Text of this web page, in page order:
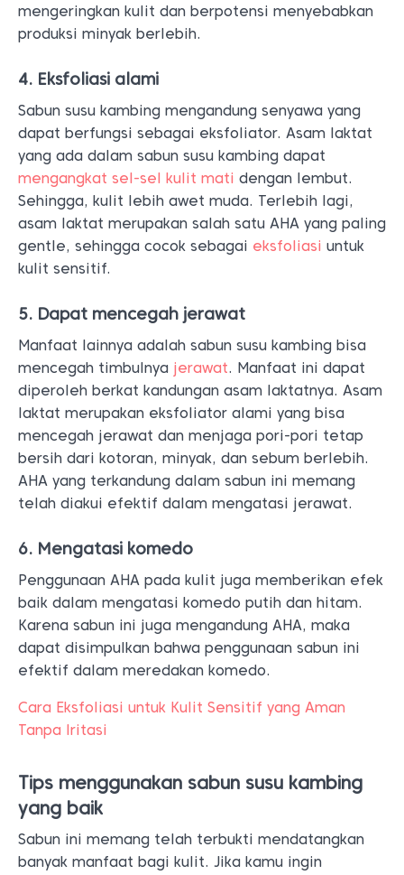
mengeringkan kulit dan berpotensi menyebabkan
produksi minyak berlebih.
4. Eksfoliasi alami
Sabun susu kambing mengandung senyawa yang
dapat berfungsi sebagai eksfoliator. Asam laktat
yang ada dalam sabun susu kambing dapat
mengangkat sel-sel kulit mati dengan lembut.
Sehingga, kulit lebih awet muda. Terlebih lagi,
asam laktat merupakan salah satu AHA yang paling
gentle, sehingga cocok sebagai eksfoliasi untuk
kulit sensitif.
5. Dapat mencegah jerawat
Manfaat lainnya adalah sabun susu kambing bisa
mencegah timbulnya jerawat. Manfaat ini dapat
diperoleh berkat kandungan asam laktatnya. Asam
laktat merupakan eksfoliator alami yang bisa
mencegah jerawat dan menjaga pori-pori tetap
bersih dari kotoran, minyak, dan sebum berlebih.
AHA yang terkandung dalam sabun ini memang
telah diakui efektif dalam mengatasi jerawat.
6. Mengatasi komedo
Penggunaan AHA pada kulit juga memberikan efek
baik dalam mengatasi komedo putih dan hitam.
Karena sabun ini juga mengandung AHA, maka
dapat disimpulkan bahwa penggunaan sabun ini
efektif dalam meredakan komedo.
Cara Eksfoliasi untuk Kulit Sensitif yang Aman
Tanpa Iritasi
Tips menggunakan sabun susu kambing
yang baik
Sabun ini memang telah terbukti mendatangkan
banyak manfaat bagi kulit. Jika kamu ingin